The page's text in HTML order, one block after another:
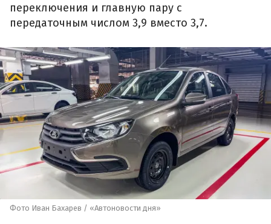
переключения и главную пару с
передаточным числом 3,9 вместо 3,7.
Фото Иван Бахарев / «Автоновости дня»